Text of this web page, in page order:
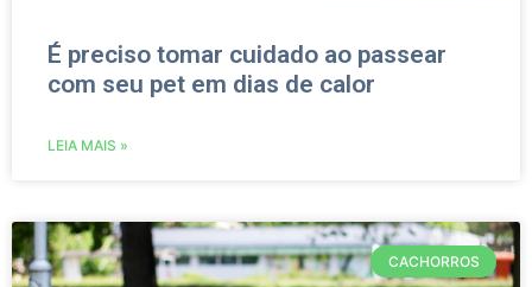
É preciso tomar cuidado ao passear
com seu pet em dias de calor
LEIA MAIS »
CACHORROS